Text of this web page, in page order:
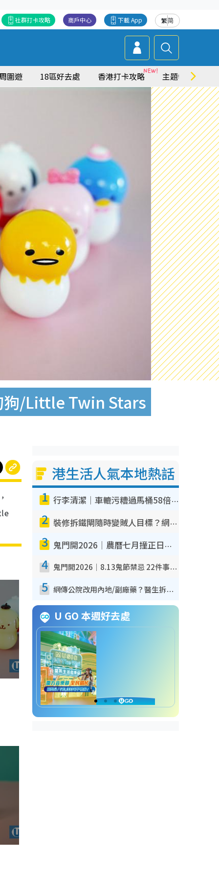
繁简
下載 App
商戶中心
社群打卡攻略
圍遊 18區好去處 香港打卡攻略 主題特集
狗/Little Twin Stars
港生活人氣本地熱話
1 行李清潔｜車轆污糟過馬桶58倍！專家警告忌用酒精抹 教1招免污手除菌
2 裝修拆鐵閘隨時變賊人目標？網民揭2大關鍵用途：裝新式等於白裝？附新舊鐵閘分別
3 鬼門開2026｜農曆七月撞正日全食特別邪？專家警告切忌做一事！揭4大禁忌+2招保平安
4 鬼門開2026｜8.13鬼節禁忌 22件事唔做得！燒肉、刺身要少食？半夜勿吹口哨/打呢個電話
5 網傳公院改用內地/副廠藥？醫生拆解正副廠分別 揭4類人換藥隨時出事
U GO 本週好去處